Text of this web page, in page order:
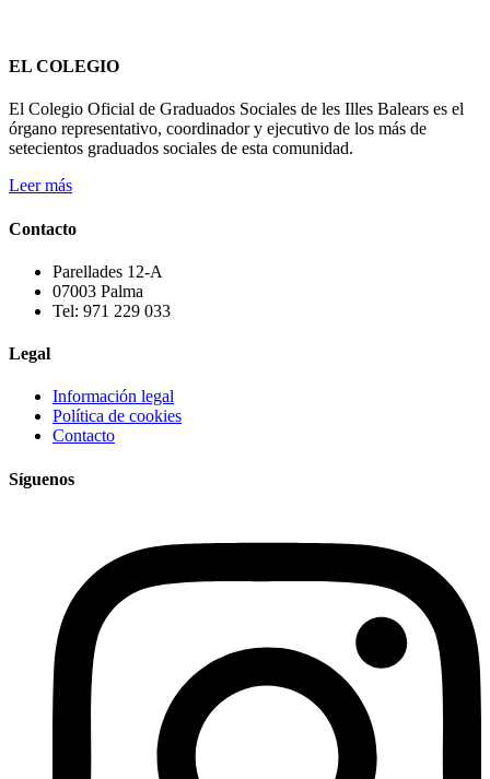
EL COLEGIO
El Colegio Oficial de Graduados Sociales de les Illes Balears es el
órgano representativo, coordinador y ejecutivo de los más de
setecientos graduados sociales de esta comunidad.
Leer más
Contacto
Parellades 12-A
07003 Palma
Tel: 971 229 033
Legal
Información legal
Política de cookies
Contacto
Síguenos